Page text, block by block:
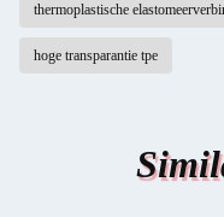
thermoplastische
hoge transparantie tpe